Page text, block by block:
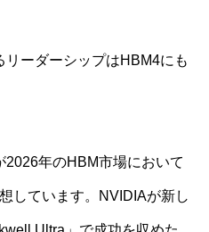
ーダーシップはHBM4にも
年のHBM市場において
しています。NVIDIAが新し